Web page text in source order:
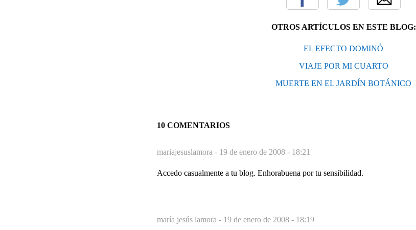
OTROS ARTÍCULOS EN ESTE BLOG:
EL EFECTO DOMINÓ
VIAJE POR MI CUARTO
MUERTE EN EL JARDÍN BOTÁNICO
10 COMENTARIOS
mariajesuslamora - 19 de enero de 2008 - 18:21
Accedo casualmente a tu blog. Enhorabuena por tu sensibilidad.
maría jesús lamora - 19 de enero de 2008 - 18:19